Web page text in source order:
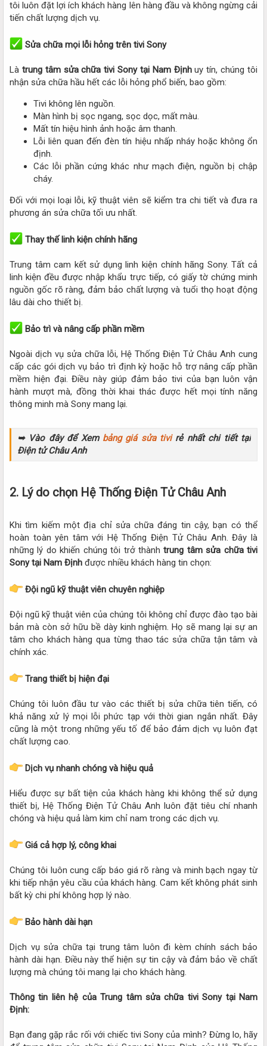
tôi luôn đặt lợi ích khách hàng lên hàng đầu và không ngừng cải
tiến chất lượng dịch vụ.
Sửa chữa mọi lỗi hỏng trên tivi Sony
Là trung tâm sửa chữa tivi Sony tại Nam Địnhuy tín, chúng tôi
nhận sửa chữa hầu hết các lỗi hỏng phổ biến, bao gồm:​
Tivi không lên nguồn.​
Màn hình bị sọc ngang, sọc dọc, mất màu.​
Mất tín hiệu hình ảnh hoặc âm thanh.​
Lỗi liên quan đến đèn tín hiệu nhấp nháy hoặc không ổn
định.​
Các lỗi phần cứng khác như mạch điện, nguồn bị chập
cháy.​
Đối với mọi loại lỗi, kỹ thuật viên sẽ kiểm tra chi tiết và đưa ra
phương án sửa chữa tối ưu nhất.
Thay thế linh kiện chính hãng
Trung tâm cam kết sử dụng linh kiện chính hãng Sony. Tất cả
linh kiện đều được nhập khẩu trực tiếp, có giấy tờ chứng minh
nguồn gốc rõ ràng, đảm bảo chất lượng và tuổi thọ hoạt động
lâu dài cho thiết bị.
Bảo trì và nâng cấp phần mềm
Ngoài dịch vụ sửa chữa lỗi, Hệ Thống Điện Tử Châu Anh cung
cấp các gói dịch vụ bảo trì định kỳ hoặc hỗ trợ nâng cấp phần
mềm hiện đại. Điều này giúp đảm bảo tivi của bạn luôn vận
hành mượt mà, đồng thời khai thác được hết mọi tính năng
thông minh mà Sony mang lại.
➥ Vào đây để Xem bảng giá sửa tivirẻ nhất chi tiết tại
Điện tử Châu Anh
2. Lý do chọn Hệ Thống Điện Tử Châu Anh
Khi tìm kiếm một địa chỉ sửa chữa đáng tin cậy, bạn có thể
hoàn toàn yên tâm với Hệ Thống Điện Tử Châu Anh. Đây là
những lý do khiến chúng tôi trở thànhtrung tâm sửa chữa tivi
Sony tại Nam Định được nhiều khách hàng tin chọn:
Đội ngũ kỹ thuật viên chuyên nghiệp
Đội ngũ kỹ thuật viên của chúng tôi không chỉ được đào tạo bài
bản mà còn sở hữu bề dày kinh nghiệm. Họ sẽ mang lại sự an
tâm cho khách hàng qua từng thao tác sửa chữa tận tâm và
chính xác.
Trang thiết bị hiện đại
Chúng tôi luôn đầu tư vào các thiết bị sửa chữa tiên tiến, có
khả năng xử lý mọi lỗi phức tạp với thời gian ngắn nhất. Đây
cũng là một trong những yếu tố để bảo đảm dịch vụ luôn đạt
chất lượng cao.
Dịch vụ nhanh chóng và hiệu quả
Hiểu được sự bất tiện của khách hàng khi không thể sử dụng
thiết bị, Hệ Thống Điện Tử Châu Anh luôn đặt tiêu chí nhanh
chóng và hiệu quả làm kim chỉ nam trong các dịch vụ.
Giá cả hợp lý, công khai
Chúng tôi luôn cung cấp báo giá rõ ràng và minh bạch ngay từ
khi tiếp nhận yêu cầu của khách hàng. Cam kết không phát sinh
bất kỳ chi phí không hợp lý nào.
Bảo hành dài hạn
Dịch vụ sửa chữa tại trung tâm luôn đi kèm chính sách bảo
hành dài hạn. Điều này thể hiện sự tin cậy và đảm bảo về chất
lượng mà chúng tôi mang lại cho khách hàng.
Thông tin liên hệ của Trung tâm sửa chữa tivi Sony tại Nam
Định:
Bạn đang gặp rắc rối với chiếc tivi Sony của mình? Đừng lo, hãy